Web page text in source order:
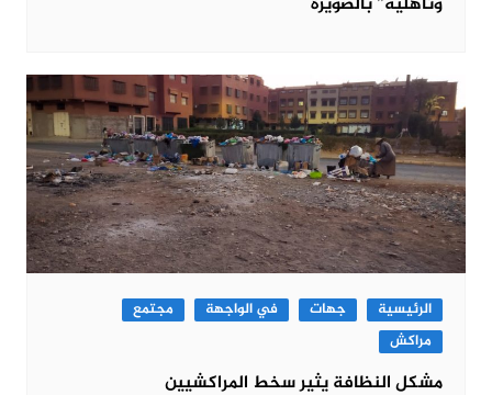
الرئيسية جهات في الواجهة
مجتمع
مراكش
مشكل النظافة يثير سخط المراكشيين